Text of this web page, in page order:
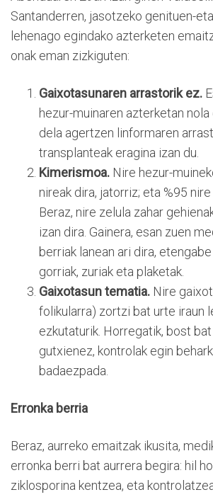
Santanderren, jasotzeko genituen-
lehenago egindako azterketen
onak eman zizkiguten:
Gaixotasunaren arrastorik ez.
hezur-muinaren azterketan
dela agertzen linformaren
transplanteak eragina izan du.
Kimerismoa. Nire hezur-
nireak dira, jatorriz; eta %95 nire
Beraz, nire zelula zahar
izan dira. Gainera, esan zuen
berriak lanean ari dira,
gorriak, zuriak eta plaketak.
Gaixotasun tematia. Nire
folikularra) zortzi bat urte iraun
ezkutaturik. Horregatik, bost bat
gutxienez, kontrolak egin
badaezpada.
Erronka berria
Beraz, aurreko emaitzak ikusita,
erronka berri bat aurrera begira: hil
ziklosporina kentzea, eta